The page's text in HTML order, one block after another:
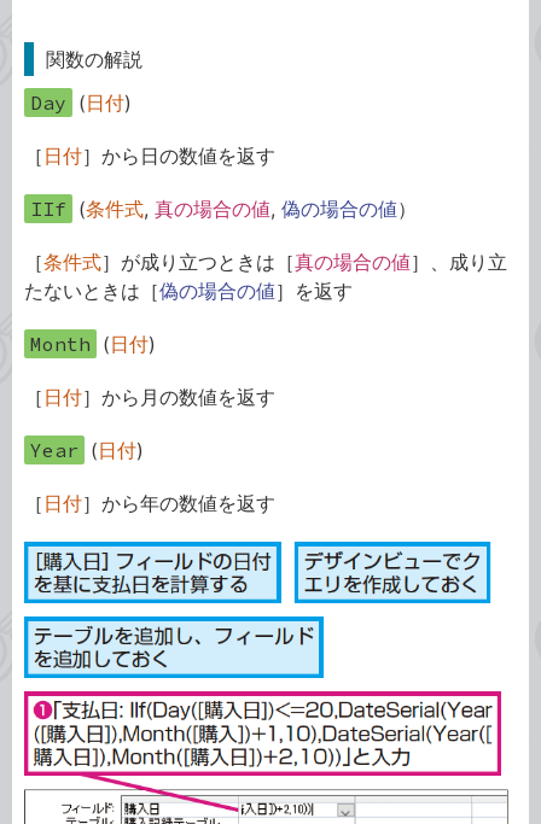
関数の解説
Day (日付)
［ 日付］から日の数値を返す
IIf (条件式, 真の場合の値, 偽の場合の値）
［条件式］が成り立つときは［真の場合の値］、成り立
たないときは［偽の場合の値］を返す
Month (日付)
［ 日付］から月の数値を返す
Year (日付)
［ 日付］から年の数値を返す